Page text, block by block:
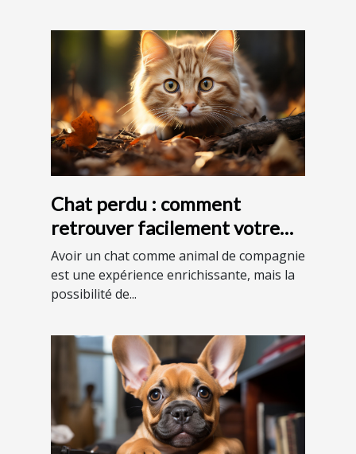
Chat perdu : comment
retrouver facilement votre
animal en France ?
Avoir un chat comme animal de compagnie
est une expérience enrichissante, mais la
possibilité de...